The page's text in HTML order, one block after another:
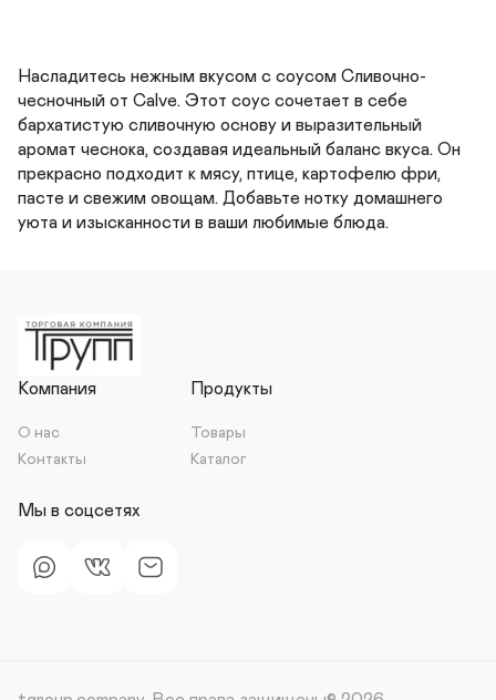
Насладитесь нежным вкусом с соусом Сливочно-
чесночный от Calve. Этот соус сочетает в себе
бархатистую сливочную основу и выразительный
аромат чеснока, создавая идеальный баланс вкуса. Он
прекрасно подходит к мясу, птице, картофелю фри,
пасте и свежим овощам. Добавьте нотку домашнего
уюта и изысканности в ваши любимые блюда.
Компания
О нас
Контакты
Продукты
Товары
Каталог
Мы в соцсетях